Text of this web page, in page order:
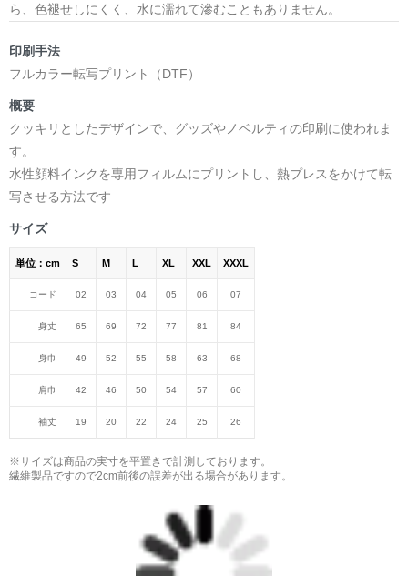
ら、色褪せしにくく、水に濡れて滲むこともありません。
印刷手法
フルカラー転写プリント（DTF）
概要
クッキリとしたデザインで、グッズやノベルティの印刷に使われま
す。
水性顔料インクを専用フィルムにプリントし、熱プレスをかけて転
写させる方法です
サイズ
単位：cm S M L XL XXL XXXL
コード 02 03 04 05 06 07
身丈 65 69 72 77 81 84
身巾 49 52 55 58 63 68
肩巾 42 46 50 54 57 60
袖丈 19 20 22 24 25 26
※サイズは商品の実寸を平置きで計測しております。
繊維製品ですので2cm前後の誤差が出る場合があります。